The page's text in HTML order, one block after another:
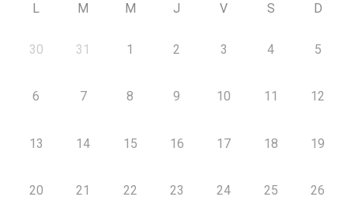
L M M J V S D
30 31 1 2 3 4 5
6 7 8 9 10 11 12
13 14 15 16 17 18 19
20 21 22 23 24 25 26